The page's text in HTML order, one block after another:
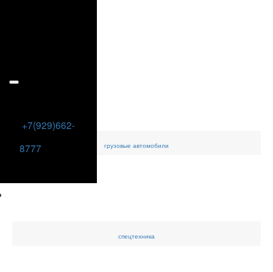
+7(929)662-
8777
грузовые автомобили
спецтехника